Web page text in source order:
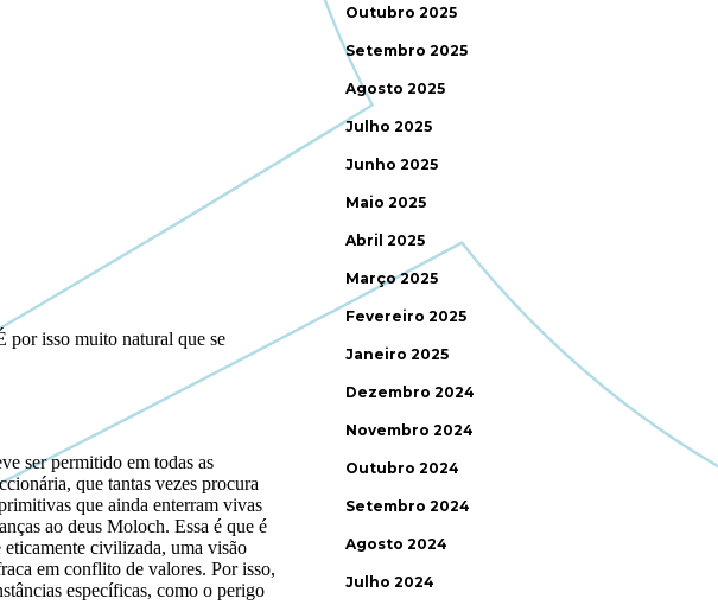
Outubro 2025
Setembro 2025
Agosto 2025
Julho 2025
Junho 2025
Maio 2025
Abril 2025
Março 2025
Fevereiro 2025
Janeiro 2025
Dezembro 2024
Novembro 2024
Outubro 2024
Setembro 2024
Agosto 2024
Julho 2024